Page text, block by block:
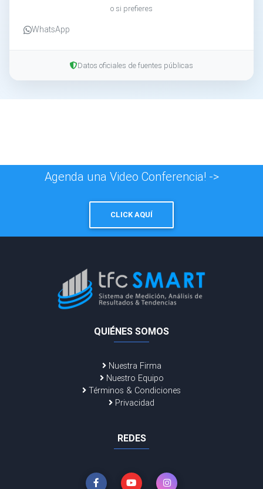
o si prefieres
WhatsApp
Datos oficiales de fuentes públicas
Agenda una Video Conferencia! ->
CLICK AQUÍ
QUIÉNES SOMOS
Nuestra Firma
Nuestro Equipo
Términos & Condiciones
Privacidad
REDES